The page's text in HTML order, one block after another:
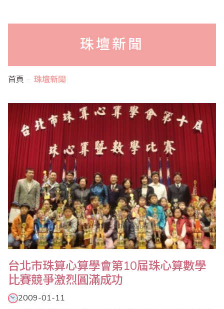
珠壇新聞
首頁 珠壇新聞
台北市珠算心算學會第10屆珠心算數學
比賽競爭激烈圓滿成功
2009-01-11